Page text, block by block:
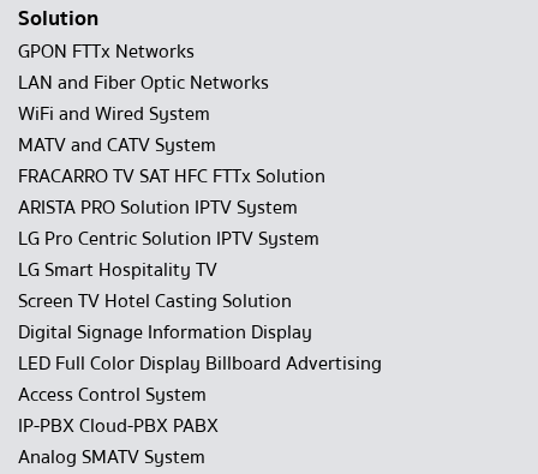
Solution
GPON FTTx Networks
LAN and Fiber Optic Networks
WiFi and Wired System
MATV and CATV System
FRACARRO TV SAT HFC FTTx Solution
ARISTA PRO Solution IPTV System
LG Pro Centric Solution IPTV System
LG Smart Hospitality TV
Screen TV Hotel Casting Solution
Digital Signage Information Display
LED Full Color Display Billboard Advertising
Access Control System
IP-PBX Cloud-PBX PABX
Analog SMATV System